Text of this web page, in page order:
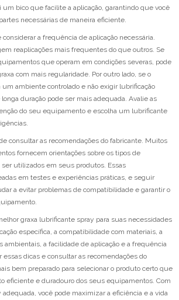
um bico que facilite a aplicação, garantindo que você
necessárias de maneira eficiente.
a frequência de aplicação necessária.
reaplicações mais frequentes do que outros. Se
que operam em condições severas, pode
com mais regularidade. Por outro lado, se o
ambiente controlado e não exigir lubrificação
duração pode ser mais adequada. Avalie as
do seu equipamento e escolha um lubrificante
consultar as recomendações do fabricante. Muitos
fornecem orientações sobre os tipos de
utilizados em seus produtos. Essas
em testes e experiências práticas, e seguir
a evitar problemas de compatibilidade e garantir o
graxa lubrificante spray para suas necessidades
específica, a compatibilidade com materiais, a
ambientais, a facilidade de aplicação e a frequência
dicas e consultar as recomendações do
bem preparado para selecionar o produto certo que
eficiente e duradouro dos seus equipamentos. Com
você pode maximizar a eficiência e a vida